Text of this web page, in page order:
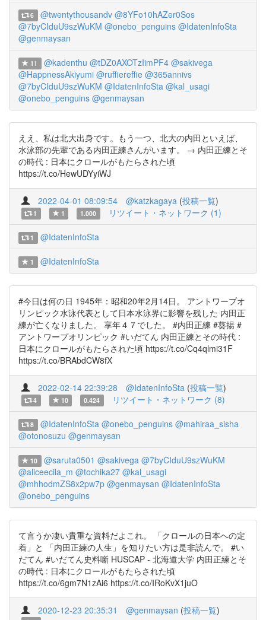
6 @twentythousandv @8YFo10hAZer0Sos
@7byCIduU9szWuKM @onebo_penguins @IdatenInfoSta
@genmaysan
11 @kadenthu @tDZ0AXOTzIimPF4 @sakivega
@HappnessAkiyumi @ruffiereffie @365annivs
@7byCIduU9szWuKM @IdatenInfoSta @kal_usagi
@onebo_penguins @genmaysan
ええ、私は北大出身です。もう一つ、北大の内田といえば、
水泳部の先輩である内田正練さんがいます。 → 内田正練とそ
の時代 : 日本にクロールがもたらされた頃
https://t.co/HewUDYyiWJ
2022-04-01 08:09:54 @katzkagaya (投稿一覧)
1 1 1.000 リツイート・ネットワーク (1)
1 @IdatenInfoSta
1 @IdatenInfoSta
#今日は何の日 1945年：昭和20年2月14日。 アントワープオ
リンピック水泳代表として日本水泳界に影響を残した 内田正
練が亡くなりました。 享年４７でした。 #内田正練 #葵揚 #
アントワープオリンピック #いだてん 内田正練とその時代 :
日本にクロールがもたらされた頃 https://t.co/Cq4qlmi31F
https://t.co/BRAbdCW8fX
2022-02-14 22:39:28 @IdatenInfoSta (投稿一覧)
4 10 0.424 リツイート・ネットワーク (8)
8 @IdatenInfoSta @onebo_penguins @mahiraa_sisha
@otonosuzu @genmaysan
10 @saruta0501 @sakivega @7byCIduU9szWuKM
@aliceecila_m @tochika27 @kal_usagi
@mhhodmZS8x2pw7p @genmaysan @IdatenInfoSta
@onebo_penguins
て言うか凄い貴重な資料だよこれ。 「クロールの日本への定
着」と 「内田正練の人生」を知りたい方は是非読んで。 #い
だてん #いだてん史料噺 HUSCAP - 北海道大学 内田正練とそ
の時代 : 日本にクロールがもたらされた頃
https://t.co/6gm7N1zAi6 https://t.co/IRoKvX1juO
2020-12-23 20:35:31 @genmaysan (投稿一覧)